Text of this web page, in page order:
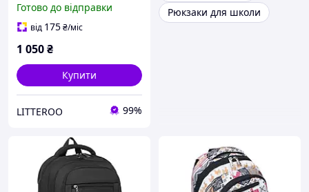
Готово до відправки
від 175₴/міс
1 050₴
Купити
LITTEROO 99%
Рюкзаки для школи